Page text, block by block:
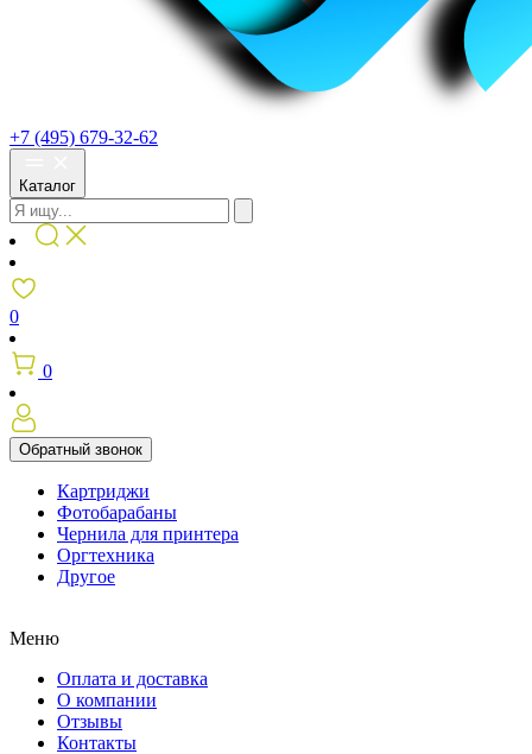
+7 (495) 679-32-62
Каталог
0
0
Обратный звонок
Картриджи
Фотобарабаны
Чернила для принтера
Оргтехника
Другое
Меню
Оплата и доставка
О компании
Отзывы
Контакты